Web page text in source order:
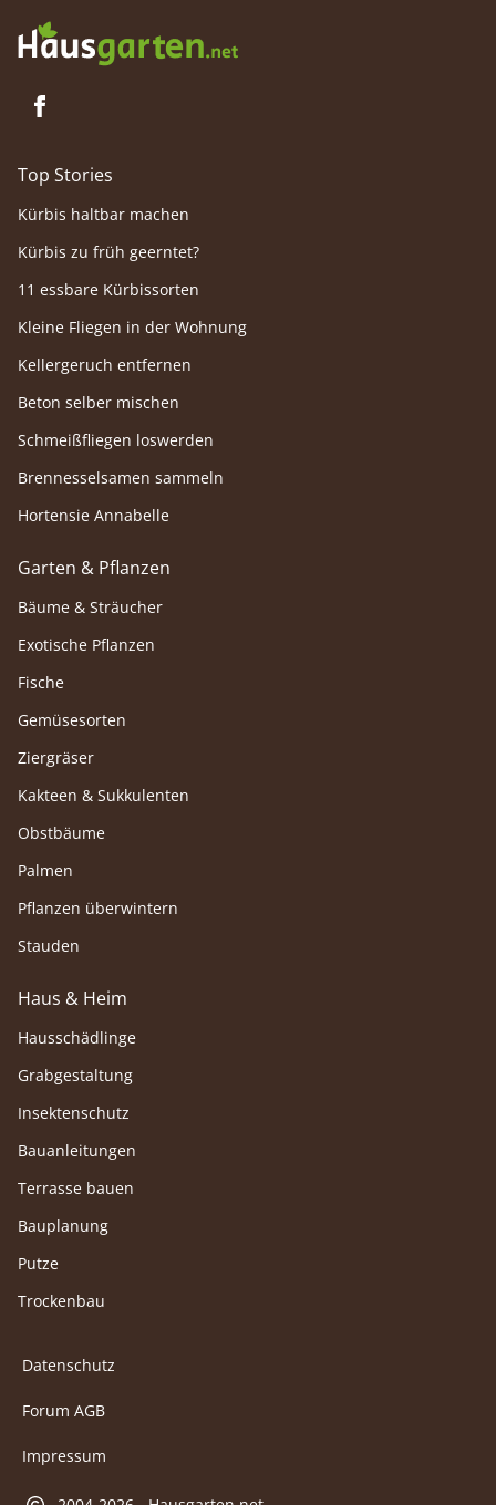
Top Stories
Kürbis haltbar machen
Kürbis zu früh geerntet?
11 essbare Kürbissorten
Kleine Fliegen in der Wohnung
Kellergeruch entfernen
Beton selber mischen
Schmeißfliegen loswerden
Brennesselsamen sammeln
Hortensie Annabelle
Garten & Pflanzen
Bäume & Sträucher
Exotische Pflanzen
Fische
Gemüsesorten
Ziergräser
Kakteen & Sukkulenten
Obstbäume
Palmen
Pflanzen überwintern
Stauden
Haus & Heim
Hausschädlinge
Grabgestaltung
Insektenschutz
Bauanleitungen
Terrasse bauen
Bauplanung
Putze
Trockenbau
Datenschutz
Forum AGB
Impressum